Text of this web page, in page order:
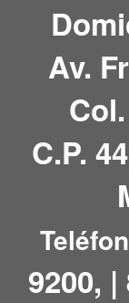
Av.
C.P.
9200, |